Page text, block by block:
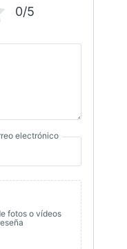
0/5
electrónico
fotos o vídeos